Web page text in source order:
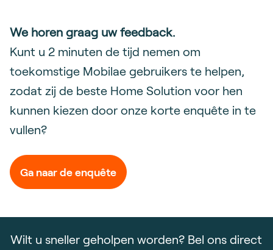
We horen graag uw feedback.
Kunt u 2 minuten de tijd nemen om
toekomstige Mobilae gebruikers te helpen,
zodat zij de beste Home Solution voor hen
kunnen kiezen door onze korte enquête in te
vullen?
Ga naar de enquête
Wilt u sneller geholpen worden? Bel ons direct